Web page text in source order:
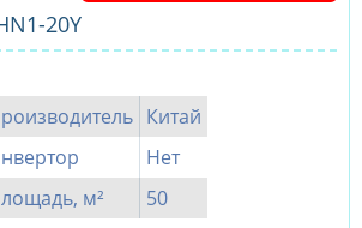
20Y
Китай
Нет
м²
50